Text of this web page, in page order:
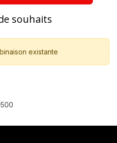
souhaits
existante